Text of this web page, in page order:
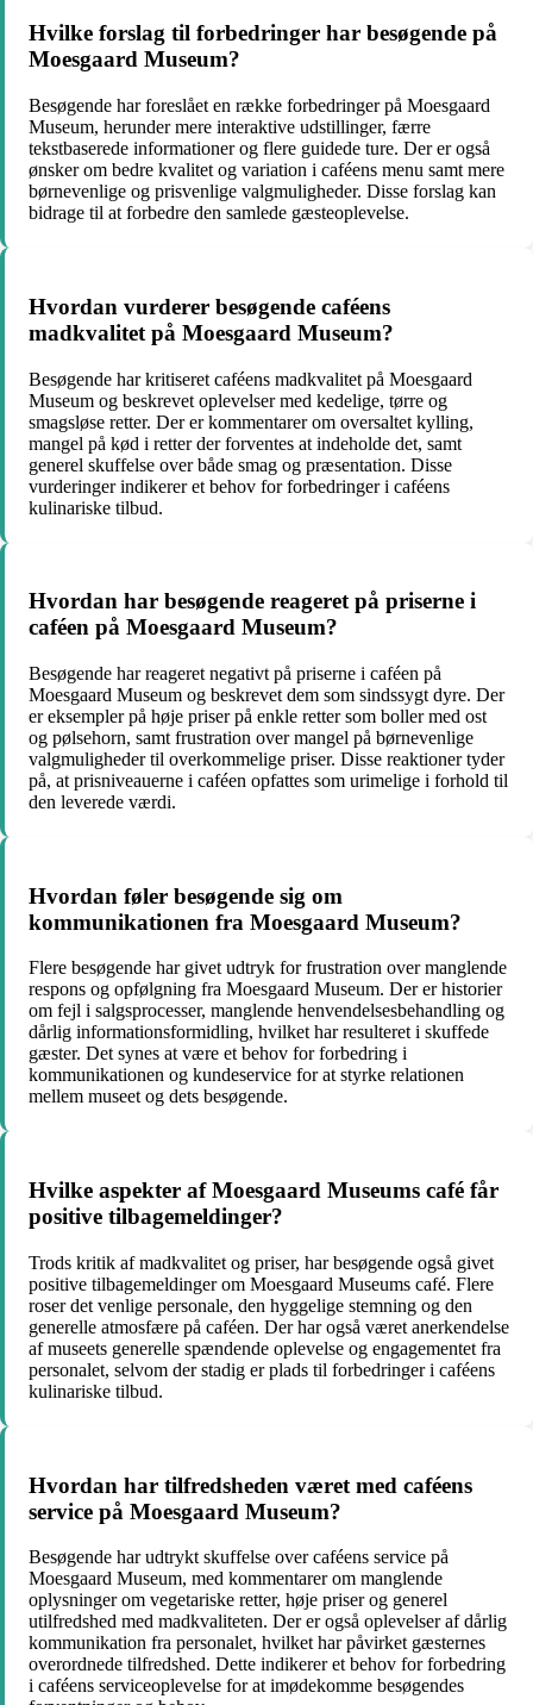
Hvilke forslag til forbedringer har besøgende på
Moesgaard Museum?
Besøgende har foreslået en række forbedringer på Moesgaard
Museum, herunder mere interaktive udstillinger, færre
tekstbaserede informationer og flere guidede ture. Der er også
ønsker om bedre kvalitet og variation i caféens menu samt mere
børnevenlige og prisvenlige valgmuligheder. Disse forslag kan
bidrage til at forbedre den samlede gæsteoplevelse.
Hvordan vurderer besøgende caféens
madkvalitet på Moesgaard Museum?
Besøgende har kritiseret caféens madkvalitet på Moesgaard
Museum og beskrevet oplevelser med kedelige, tørre og
smagsløse retter. Der er kommentarer om oversaltet kylling,
mangel på kød i retter der forventes at indeholde det, samt
generel skuffelse over både smag og præsentation. Disse
vurderinger indikerer et behov for forbedringer i caféens
kulinariske tilbud.
Hvordan har besøgende reageret på priserne i
caféen på Moesgaard Museum?
Besøgende har reageret negativt på priserne i caféen på
Moesgaard Museum og beskrevet dem som sindssygt dyre. Der
er eksempler på høje priser på enkle retter som boller med ost
og pølsehorn, samt frustration over mangel på børnevenlige
valgmuligheder til overkommelige priser. Disse reaktioner tyder
på, at prisniveauerne i caféen opfattes som urimelige i forhold til
den leverede værdi.
Hvordan føler besøgende sig om
kommunikationen fra Moesgaard Museum?
Flere besøgende har givet udtryk for frustration over manglende
respons og opfølgning fra Moesgaard Museum. Der er historier
om fejl i salgsprocesser, manglende henvendelsesbehandling og
dårlig informationsformidling, hvilket har resulteret i skuffede
gæster. Det synes at være et behov for forbedring i
kommunikationen og kundeservice for at styrke relationen
mellem museet og dets besøgende.
Hvilke aspekter af Moesgaard Museums café får
positive tilbagemeldinger?
Trods kritik af madkvalitet og priser, har besøgende også givet
positive tilbagemeldinger om Moesgaard Museums café. Flere
roser det venlige personale, den hyggelige stemning og den
generelle atmosfære på caféen. Der har også været anerkendelse
af museets generelle spændende oplevelse og engagementet fra
personalet, selvom der stadig er plads til forbedringer i caféens
kulinariske tilbud.
Hvordan har tilfredsheden været med caféens
service på Moesgaard Museum?
Besøgende har udtrykt skuffelse over caféens service på
Moesgaard Museum, med kommentarer om manglende
oplysninger om vegetariske retter, høje priser og generel
utilfredshed med madkvaliteten. Der er også oplevelser af dårlig
kommunikation fra personalet, hvilket har påvirket gæsternes
overordnede tilfredshed. Dette indikerer et behov for forbedring
i caféens serviceoplevelse for at imødekomme besøgendes